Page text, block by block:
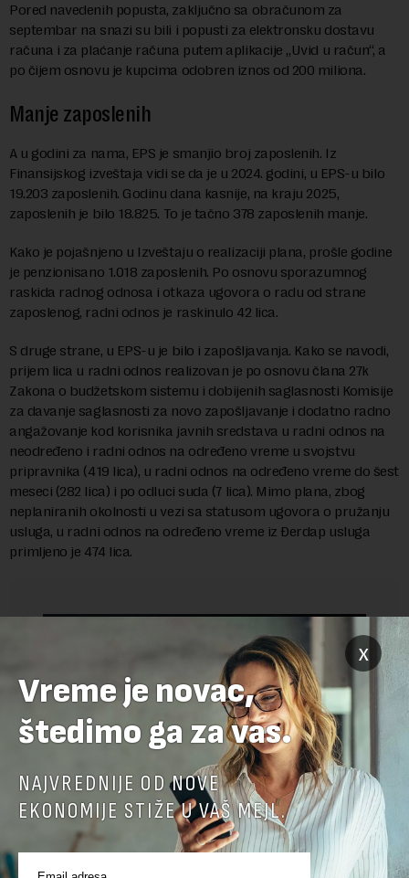
Pored navedenih popusta, zaključno sa obračunom za
septembar na snazi su bili i popusti za elektronsku dostavu
računa i za plaćanje računa putem aplikacije „Uvid u račun“, a
po čijem osnovu je kupcima odobren iznos od 200 miliona.
Manje zaposlenih
A u godini za nama, EPS je smanjio broj zaposlenih. Iz
Finansijskog izveštaja vidi se da je u 2024. godini, u EPS-u bilo
19.203 zaposlenih. Godinu dana kasnije, na kraju 2025,
zaposlenih je bilo 18.825. To je tačno 378 zaposlenih manje.
Kako je pojašnjeno u Izveštaju o realizaciji plana, prošle godine
je penzionisano 1.018 zaposlenih. Po osnovu sporazumnog
raskida radnog odnosa i otkaza ugovora o radu od strane
zaposlenog, radni odnos je raskinulo 42 lica.
S druge strane, u EPS-u je bilo i zapošljavanja. Kako se navodi,
prijem lica u radni odnos realizovan je po osnovu člana 27k
Zakona o budžetskom sistemu i dobijenih saglasnosti Komisije
za davanje saglasnosti za novo zapošljavanje i dodatno radno
angažovanje kod korisnika javnih sredstava u radni odnos na
neodređeno i radni odnos na određeno vreme u svojstvu
pripravnika (419 lica), u radni odnos na određeno vreme do šest
meseci (282 lica) i po odluci suda (7 lica). Mimo plana, zbog
neplaniranih okolnosti u vezi sa statusom ugovora o pružanju
usluga, u radni odnos na određeno vreme iz Đerdap usluga
primljeno je 474 lica.
x
Vreme je novac,
štedimo ga za vas.
NAJVREDNIJE OD NOVE
EKONOMIJE STIŽE U VAŠ MEJL.